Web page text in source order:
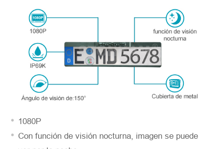
Número del modelo
Introdúzcase*
1080P
Con función de visión nocturna, imagen se puede